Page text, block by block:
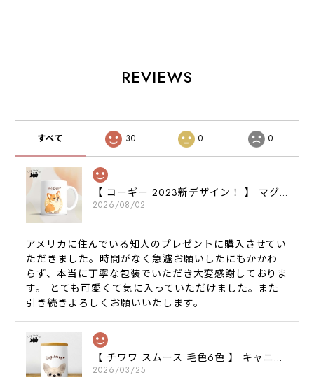
REVIEWS
すべて 30 0 0
【 コーギー 2023新デザイン！ 】 マグカップ お家用 プレゼント 犬 うちの子 犬グッズ ギフト
2026/08/02
アメリカに住んでいる知人のプレゼントに購入させてい
ただきました。時間がなく急遽お願いしたにもかかわ
らず、本当に丁寧な包装でいただき大変感謝しておりま
す。 とても可愛くて気に入っていただけました。また
引き続きよろしくお願いいたします。
【 チワワ スムース 毛色6色 】 キャニスター 保存容器 お家用 プレゼント 犬 ペット うちの子 犬グッズ
2026/03/25